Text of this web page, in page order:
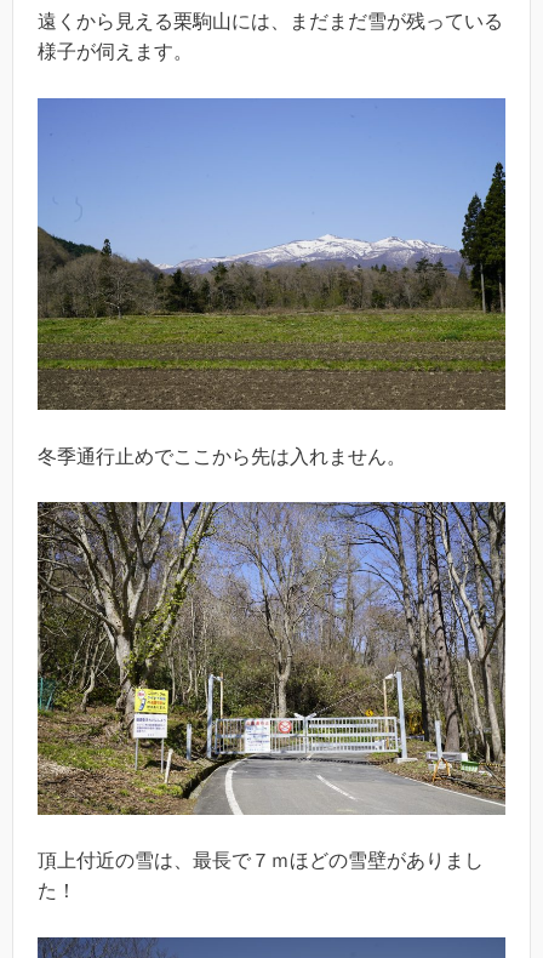
遠くから見える栗駒山には、まだまだ雪が残っている
様子が伺えます。
冬季通行止めでここから先は入れません。
頂上付近の雪は、最長で７ｍほどの雪壁がありまし
た！